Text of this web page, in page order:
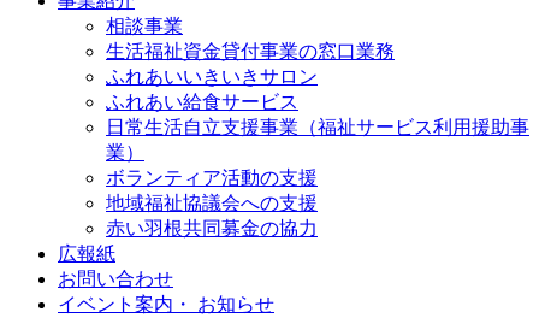
相談事業
生活福祉資金貸付事業の窓口業務
ふれあいいきいきサロン
ふれあい給食サービス
日常生活自立支援事業（福祉サービス利用援助事
業）
ボランティア活動の支援
地域福祉協議会への支援
赤い羽根共同募金の協力
広報紙
お問い合わせ
イベント案内・ お知らせ